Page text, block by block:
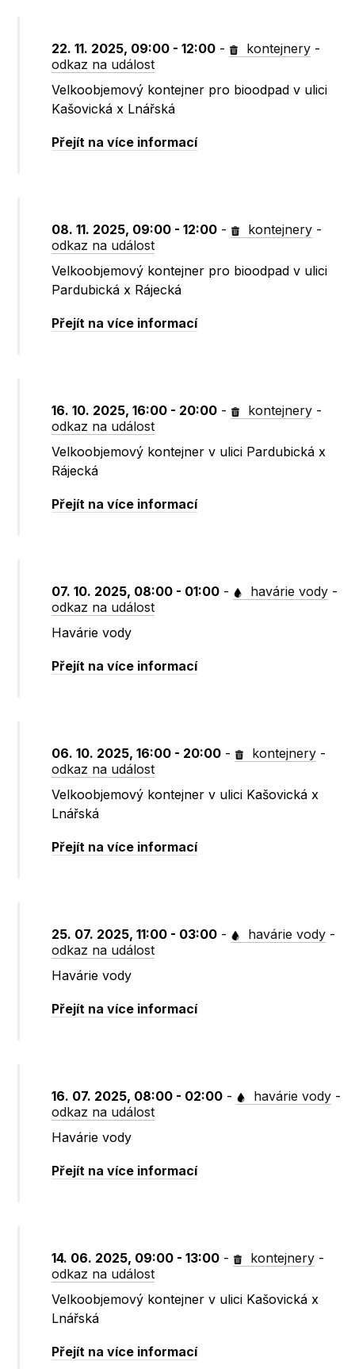
22. 11. 2025, 09:00 - 12:00 - kontejnery -
odkaz na událost
Velkoobjemový kontejner pro bioodpad v ulici
Kašovická x Lnářská
Přejít na více informací
08. 11. 2025, 09:00 - 12:00 - kontejnery -
odkaz na událost
Velkoobjemový kontejner pro bioodpad v ulici
Pardubická x Rájecká
Přejít na více informací
16. 10. 2025, 16:00 - 20:00 - kontejnery -
odkaz na událost
Velkoobjemový kontejner v ulici Pardubická x
Rájecká
Přejít na více informací
07. 10. 2025, 08:00 - 01:00 - havárie vody -
odkaz na událost
Havárie vody
Přejít na více informací
06. 10. 2025, 16:00 - 20:00 - kontejnery -
odkaz na událost
Velkoobjemový kontejner v ulici Kašovická x
Lnářská
Přejít na více informací
25. 07. 2025, 11:00 - 03:00 - havárie vody -
odkaz na událost
Havárie vody
Přejít na více informací
16. 07. 2025, 08:00 - 02:00 - havárie vody -
odkaz na událost
Havárie vody
Přejít na více informací
14. 06. 2025, 09:00 - 13:00 - kontejnery -
odkaz na událost
Velkoobjemový kontejner v ulici Kašovická x
Lnářská
Přejít na více informací